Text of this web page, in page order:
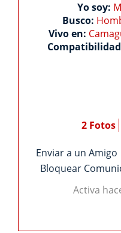
Yo soy:
Busco:
Vivo en:
2 Fotos
Enviar a un Amigo
Bloquear
Activa